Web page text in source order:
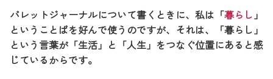
バレットジャーナルについて書くときに、私は「暮らし 」
ということばを好んで使うのですが、それは、「暮らし」
という言葉が「生活」と「人生」をつなぐ位置にあると感
じているからです。